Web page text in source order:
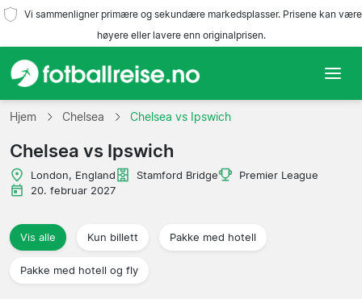
Vi sammenligner primære og sekundære markedsplasser. Prisene kan være
høyere eller lavere enn originalprisen.
Hjem
Lag
Ligaer
Reisebyråer
Hjem Chelsea Chelsea vs Ipswich
Chelsea vs Ipswich
London, England Stamford Bridge
Premier League
20. februar 2027
Vis alle Kun billett Pakke med hotell
Pakke med hotell og fly